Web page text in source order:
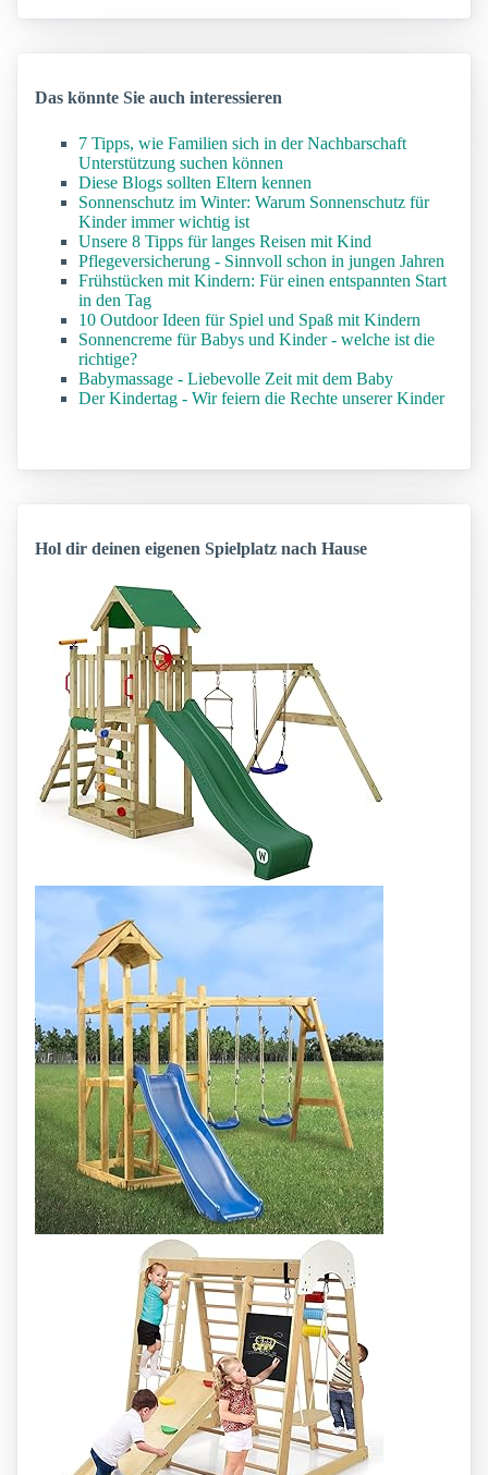
Das könnte Sie auch interessieren
7 Tipps, wie Familien sich in der Nachbarschaft
Unterstützung suchen können
Diese Blogs sollten Eltern kennen
Sonnenschutz im Winter: Warum Sonnenschutz für
Kinder immer wichtig ist
Unsere 8 Tipps für langes Reisen mit Kind
Pflegeversicherung - Sinnvoll schon in jungen Jahren
Frühstücken mit Kindern: Für einen entspannten Start
in den Tag
10 Outdoor Ideen für Spiel und Spaß mit Kindern
Sonnencreme für Babys und Kinder - welche ist die
richtige?
Babymassage - Liebevolle Zeit mit dem Baby
Der Kindertag - Wir feiern die Rechte unserer Kinder
Hol dir deinen eigenen Spielplatz nach Hause